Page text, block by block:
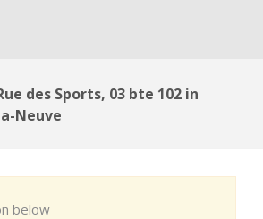
des Sports, 03 bte 102 in
Neuve
below